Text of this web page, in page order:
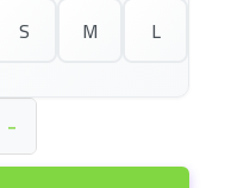
L
M
S
-